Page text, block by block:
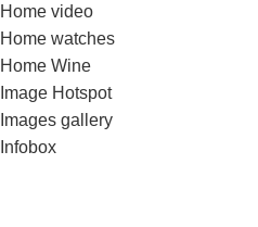
Home video
Home watches
Home Wine
Image Hotspot
Images gallery
Infobox